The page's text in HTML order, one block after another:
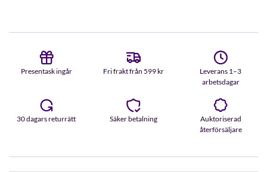
Presentask ingår Fri frakt från 599 kr
Leverans 1–3
arbetsdagar
30 dagars returrätt Säker betalning
Auktoriserad
återförsäljare